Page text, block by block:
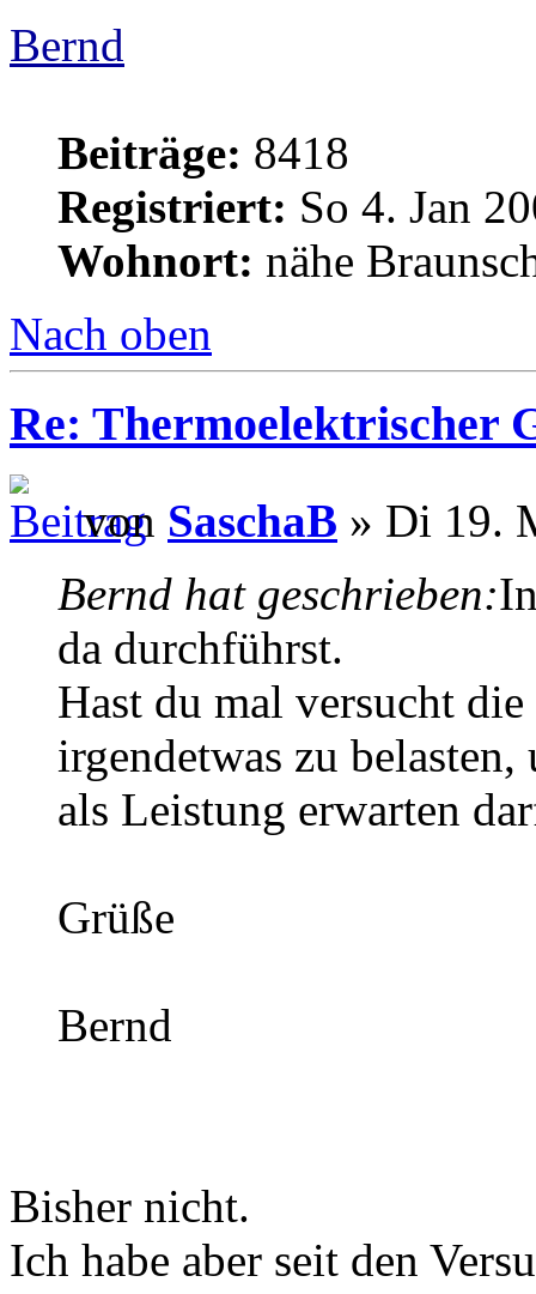
Bernd
Beiträge: 8418
Registriert: So 4. Jan
Wohnort: nähe
Nach oben
Re: Thermoelektrischer
von SaschaB » Di 19.
Bernd hat geschrieben:
da durchführst.
Hast du mal versucht
irgendetwas zu
als Leistung erwarten
Grüße
Bernd
Bisher nicht.
Ich habe aber seit den